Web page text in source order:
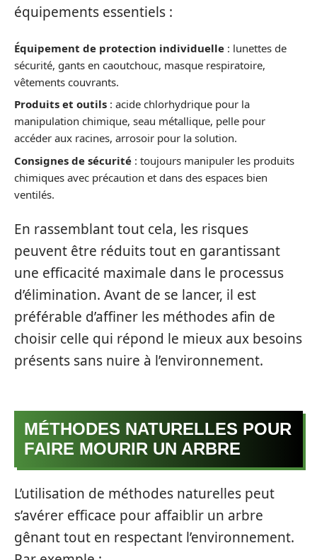
équipements essentiels :
Équipement de protection individuelle : lunettes de
sécurité, gants en caoutchouc, masque respiratoire,
vêtements couvrants.
Produits et outils : acide chlorhydrique pour la
manipulation chimique, seau métallique, pelle pour
accéder aux racines, arrosoir pour la solution.
Consignes de sécurité : toujours manipuler les produits
chimiques avec précaution et dans des espaces bien
ventilés.
En rassemblant tout cela, les risques
peuvent être réduits tout en garantissant
une efficacité maximale dans le processus
d’élimination. Avant de se lancer, il est
préférable d’affiner les méthodes afin de
choisir celle qui répond le mieux aux besoins
présents sans nuire à l’environnement.
MÉTHODES NATURELLES POUR
FAIRE MOURIR UN ARBRE
L’utilisation de méthodes naturelles peut
s’avérer efficace pour affaiblir un arbre
gênant tout en respectant l’environnement.